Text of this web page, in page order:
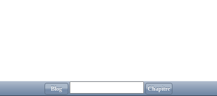
Blog Chapitre